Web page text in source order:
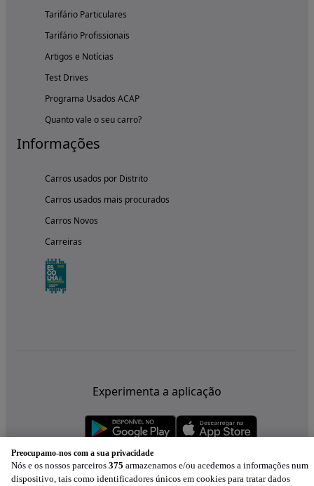
Tarifário Particulares
Tarifário Profissionais
Artigos e Notícias
Test Drives
Programa Usados ACAP
Quanto vale o seu carro?
Informações
Carros usados por Distrito
Carros usados mais procurados
Carros Novos
Carreiras
Experimenta a aplicação
Preocupamo-nos com a sua privacidade
Nós e os nossos parceiros 375 armazenamos e/ou acedemos a informações num
dispositivo, tais como identificadores únicos em cookies para tratar dados